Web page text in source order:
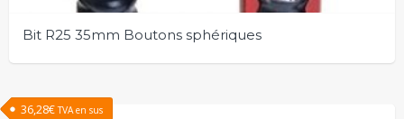
Bit R25 35mm Boutons sphériques
36,28€ TVA en sus